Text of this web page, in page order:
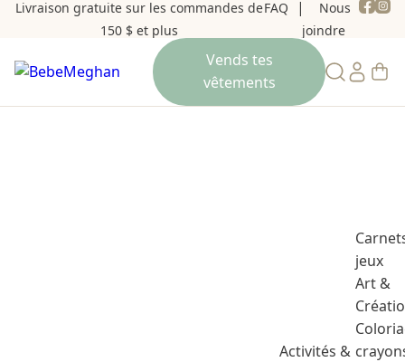
Livraison gratuite sur les commandes de
150 $ et plus
FAQ
Nous
joindre
Activités &
jeux
Art &